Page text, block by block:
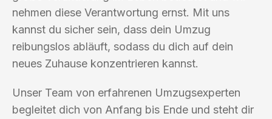
nehmen diese Verantwortung ernst. Mit uns
kannst du sicher sein, dass dein Umzug
reibungslos abläuft, sodass du dich auf dein
neues Zuhause konzentrieren kannst.
Unser Team von erfahrenen Umzugsexperten
begleitet dich von Anfang bis Ende und steht dir